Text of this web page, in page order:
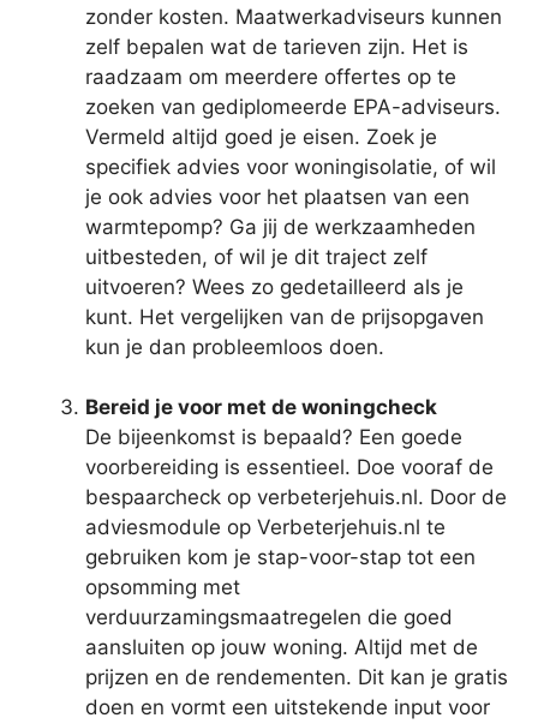
zonder kosten. Maatwerkadviseurs kunnen
zelf bepalen wat de tarieven zijn. Het is
raadzaam om meerdere offertes op te
zoeken van gediplomeerde EPA-adviseurs.
Vermeld altijd goed je eisen. Zoek je
specifiek advies voor woningisolatie, of wil
je ook advies voor het plaatsen van een
warmtepomp? Ga jij de werkzaamheden
uitbesteden, of wil je dit traject zelf
uitvoeren? Wees zo gedetailleerd als je
kunt. Het vergelijken van de prijsopgaven
kun je dan probleemloos doen.
Bereid je voor met de woningcheck
De bijeenkomst is bepaald? Een goede
voorbereiding is essentieel. Doe vooraf de
bespaarcheck op verbeterjehuis.nl. Door de
adviesmodule op Verbeterjehuis.nl te
gebruiken kom je stap-voor-stap tot een
opsomming met
verduurzamingsmaatregelen die goed
aansluiten op jouw woning. Altijd met de
prijzen en de rendementen. Dit kan je gratis
doen en vormt een uitstekende input voor